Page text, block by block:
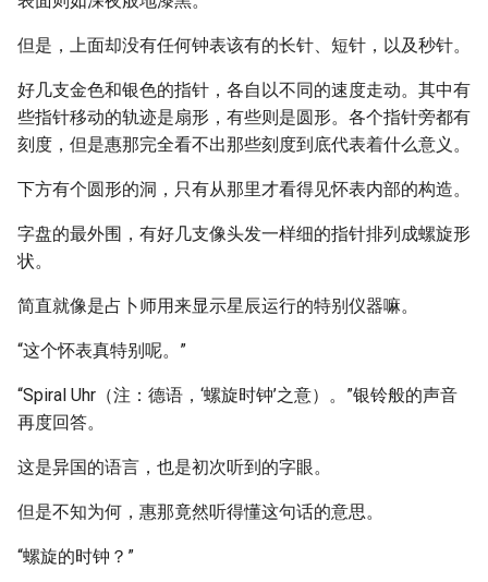
但是，上面却没有任何钟表该有的长针、短针，以及秒针。
好几支金色和银色的指针，各自以不同的速度走动。其中有
些指针移动的轨迹是扇形，有些则是圆形。各个指针旁都有
刻度，但是惠那完全看不出那些刻度到底代表着什么意义。
下方有个圆形的洞，只有从那里才看得见怀表内部的构造。
字盘的最外围，有好几支像头发一样细的指针排列成螺旋形
状。
简直就像是占卜师用来显示星辰运行的特别仪器嘛。
“这个怀表真特别呢。”
“Spiral Uhr（注：德语，‘螺旋时钟’之意）。”银铃般的声音
再度回答。
这是异国的语言，也是初次听到的字眼。
但是不知为何，惠那竟然听得懂这句话的意思。
“螺旋的时钟？”